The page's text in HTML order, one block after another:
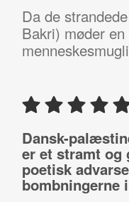
Da de
Bakri) møder
Dansk-
er et stramt og
poetisk
bombningerne